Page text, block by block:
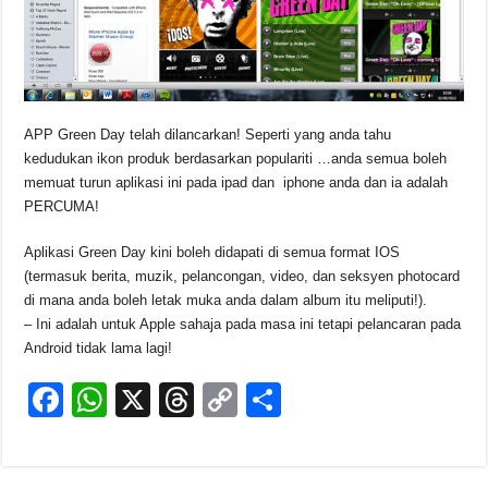
k
APP Green Day telah dilancarkan! Seperti yang anda tahu
kedudukan ikon produk berdasarkan populariti …anda semua boleh
memuat turun aplikasi ini pada ipad dan iphone anda dan ia adalah
PERCUMA!
Aplikasi Green Day kini boleh didapati di semua format IOS
(termasuk berita, muzik, pelancongan, video, dan seksyen photocard
di mana anda boleh letak muka anda dalam album itu meliputi!).
– Ini adalah untuk Apple sahaja pada masa ini tetapi pelancaran pada
Android tidak lama lagi!
F
W
X
T
C